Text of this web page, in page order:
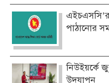
এইচএসসি’র
পাঠানোর
নিউইয়র্কে
উদযাপন